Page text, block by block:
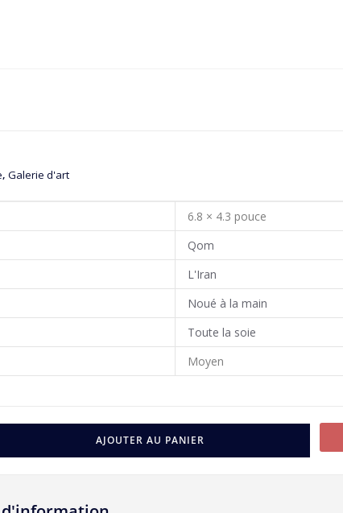
,Galerie d'art
6.8 × 4.3 pouce
Qom
L'Iran
Noué à la main
Toute la soie
Moyen
AJOUTER AU PANIER